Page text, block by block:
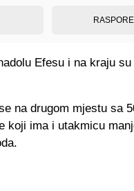
Efesu i na kraju
na drugom mjestu sa
koji ima i utakmicu